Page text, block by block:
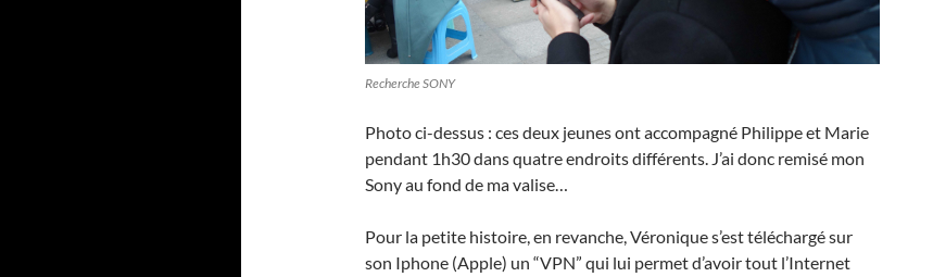
Recherche SONY
Photo ci-dessus : ces deux jeunes ont accompagné Philippe et Marie
pendant 1h30 dans quatre endroits différents. J’ai donc remisé mon
Sony au fond de ma valise…
Pour la petite histoire, en revanche, Véronique s’est téléchargé sur
son Iphone (Apple) un “VPN” qui lui permet d’avoir tout l’Internet